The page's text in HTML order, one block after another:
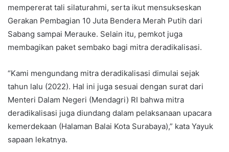
mempererat tali silaturahmi, serta ikut mensukseskan
Gerakan Pembagian 10 Juta Bendera Merah Putih dari
Sabang sampai Merauke. Selain itu, pemkot juga
membagikan paket sembako bagi mitra deradikalisasi.
“Kami mengundang mitra deradikalisasi dimulai sejak
tahun lalu (2022). Hal ini juga sesuai dengan surat dari
Menteri Dalam Negeri (Mendagri) RI bahwa mitra
deradikalisasi juga diundang dalam pelaksanaan upacara
kemerdekaan (Halaman Balai Kota Surabaya),” kata Yayuk
sapaan lekatnya.